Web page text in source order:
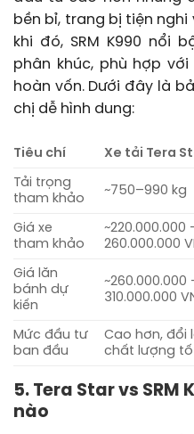
bền bỉ, trang bị tiện
khi đó, SRM K990 nổi
phân khúc, phù hợp
hoàn vốn. Dưới đây là
chị dễ hình dung:
Tiêu chí Xe tải Tera
Tải trọng
tham khảo
~750–990 kg
Giá xe
tham khảo
~220.000.000
260.000.000
Giá lăn
bánh dự
kiến
~260.000.000
310.000.000
Mức đầu tư
ban đầu
Cao hơn, đổi
chất lượng
5. Tera Star vs SRM
nào